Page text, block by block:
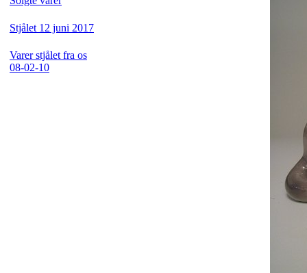
Stjålet 12 juni 2017
Varer stjålet fra os
08-02-10